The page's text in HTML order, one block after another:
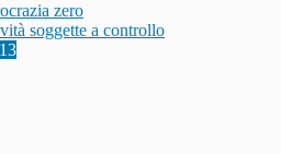
zero
soggette a controllo
13